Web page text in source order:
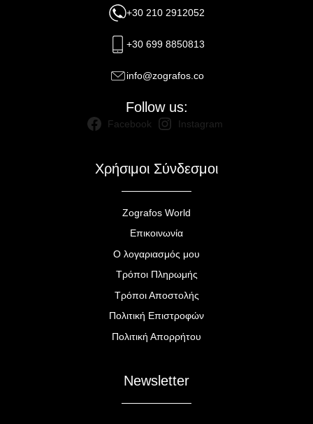
+30 210 2912052
+30 699 8850813
info@zografos.co
Follow us:
Facebook Instagram
Χρήσιμοι Σύνδεσμοι
Zografos World
Επικοινωνία
Ο λογαριασμός μου
Τρόποι Πληρωμής
Τρόποι Αποστολής
Πολιτική Επιστροφών
Πολιτική Απορρήτου
Newsletter